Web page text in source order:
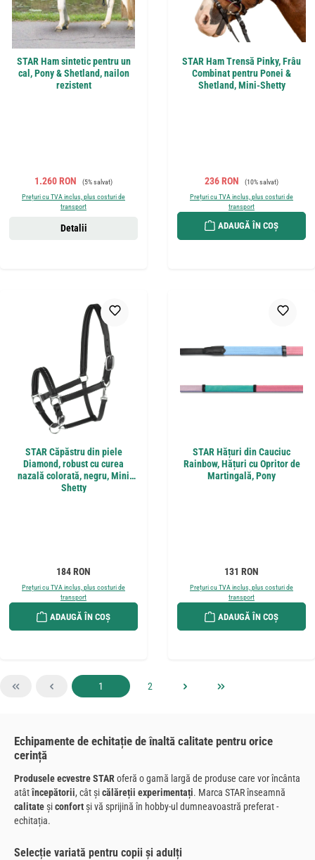
STAR Ham sintetic pentru un
cal, Pony & Shetland, nailon
rezistent
Preț de vânzare:
1.260 RON Preț obișnuit:
(5% salvat)
Prețuri cu TVA inclus, plus costuri de
transport
Detalii
STAR Ham Trensă Pinky, Frâu
Combinat pentru Ponei &
Shetland, Mini-Shetty
Preț de vânzare:
236 RON Preț obișnuit:
(10% salvat)
Prețuri cu TVA inclus, plus costuri de
transport
ADAUGĂ ÎN COȘ
STAR Căpăstru din piele
Diamond, robust cu curea
nazală colorată, negru, Mini
Shetty
Preț obișnuit:
184 RON
Prețuri cu TVA inclus, plus costuri de
transport
ADAUGĂ ÎN COȘ
STAR Hățuri din Cauciuc
Rainbow, Hățuri cu Opritor de
Martingală, Pony
Preț obișnuit:
131 RON
Prețuri cu TVA inclus, plus costuri de
transport
ADAUGĂ ÎN COȘ
Pagina
1 Pagina
2
Echipamente de echitație de înaltă calitate pentru orice
cerință
Produsele ecvestre STARoferă o gamă largă de produse care vor încânta
atâtîncepătorii, cât șicălăreții experimentați. Marca STAR înseamnă
calitateșiconfortși vă sprijină în hobby-ul dumneavoastră preferat -
echitația.
Selecție variată pentru copii și adulți